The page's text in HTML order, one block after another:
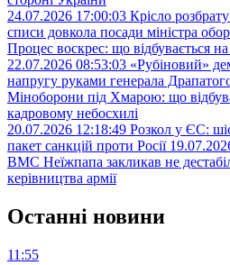
24.07.2026 17:00:03 Крісло
списи довкола посади міністра
Процес воскрес: що відбувається
22.07.2026 08:53:03 «Рубіновий»
напругу руками генерала
Міноборони під Хмарою: що
кадровому небосхилі
20.07.2026 12:18:49 Розкол у ЄС:
пакет санкцій проти Росії
ВМС Неїжпапа закликав не
керівництва армії
Останнi новини
11:55